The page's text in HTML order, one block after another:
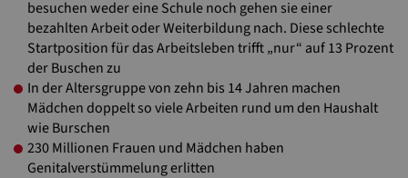
besuchen weder eine Schule noch gehen sie einer
bezahlten Arbeit oder Weiterbildung nach. Diese schlechte
Startposition für das Arbeitsleben trifft „nur“ auf 13 Prozent
der Buschen zu
In der Altersgruppe von zehn bis 14 Jahren machen
Mädchen doppelt so viele Arbeiten rund um den Haushalt
wie Burschen
230 Millionen Frauen und Mädchen haben
Genitalverstümmelung erlitten